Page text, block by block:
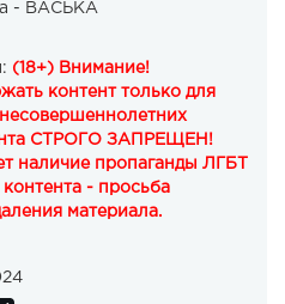
- ВАСЬКА
(18+) Внимание!
контент только для
СТРОГО ЗАПРЕЩЕН!
наличие пропаганды ЛГБТ
- просьба
материала.